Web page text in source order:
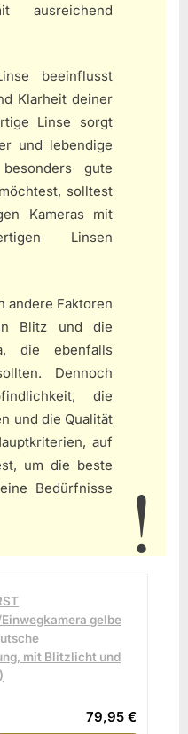
ausreichend
beeinflusst
Klarheit deiner
Linse sorgt
und lebendige
gute
solltest
Kameras mit
Linsen
andere Faktoren
Blitz und die
die ebenfalls
Dennoch
die
und die Qualität
auf
um die beste
Bedürfnisse
gelbe
mit Blitzlicht und
79,95 €